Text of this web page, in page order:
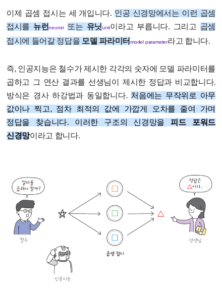
이제 곱셈 접시는 세 개입니다. 인공 신경망에서는 이런 곱셈
접시를 뉴런neuron 또는 유닛unit이라고 부릅니다. 그리고 곱셈
접시에 들어갈 정답을 모델 파라미터 model parameter라고 합니다.
즉, 인공지능은 철수가 제시한 각각의 숫자에 모델 파라미터를
곱하고 그 연산 결과를 선생님이 제시한 정답과 비교합니다.
방식은 경사 하강법과 동일합니다. 처음에는 무작위로 아무
값이나 찍고, 점차 최적의 값에 가깝게 오차를 줄여 가며
정답을 찾습니다. 이러한 구조의 신경망을피드 포워드
신경망이라고 합니다.